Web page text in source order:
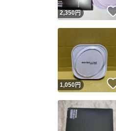
2,350 円
1,050円